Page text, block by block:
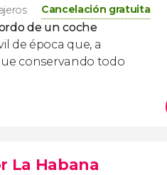
Cancelación gratuita
de un coche
de época que, a
conservando todo
La Habana